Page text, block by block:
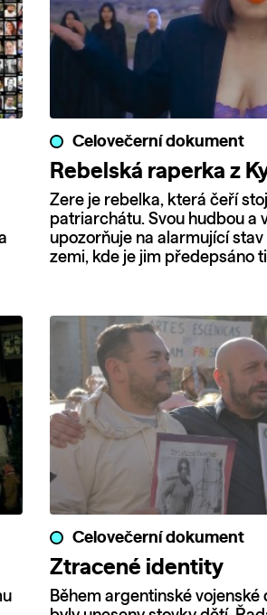
Celovečerní dokument
Rebelská raperka z
Zere je rebelka, která čeří
patriarchátu. Svou hudbou a
upozorňuje na alarmující
zemi, kde je jim předepsáno
Celovečerní dokument
Ztracené identity
Během argentinské